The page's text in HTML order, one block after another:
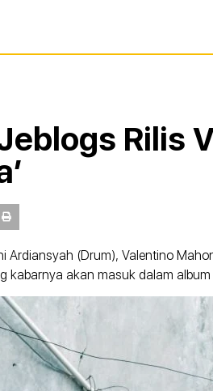
Rilis
(Drum), Valentino
kabarnya akan masuk dalam